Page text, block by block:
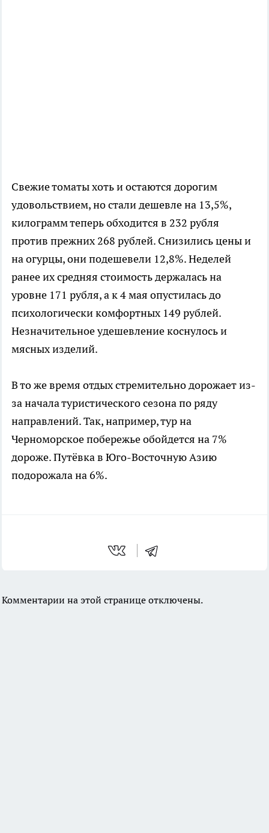
Свежие томаты хоть и остаются дорогим
удовольствием, но стали дешевле на 13,5%,
килограмм теперь обходится в 232 рубля
против прежних 268 рублей. Снизились цены и
на огурцы, они подешевели 12,8%. Неделей
ранее их средняя стоимость держалась на
уровне 171 рубля, а к 4 мая опустилась до
психологически комфортных 149 рублей.
Незначительное удешевление коснулось и
мясных изделий.
В то же время отдых стремительно дорожает из-
за начала туристического сезона по ряду
направлений. Так, например, тур на
Черноморское побережье обойдется на 7%
дороже. Путёвка в Юго-Восточную Азию
подорожала на 6%.
Комментарии на этой странице отключены.